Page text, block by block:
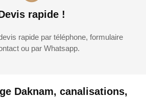
Daknam, canalisations,
rapide !
rapide par téléphone, formulaire
ou par Whatsapp.